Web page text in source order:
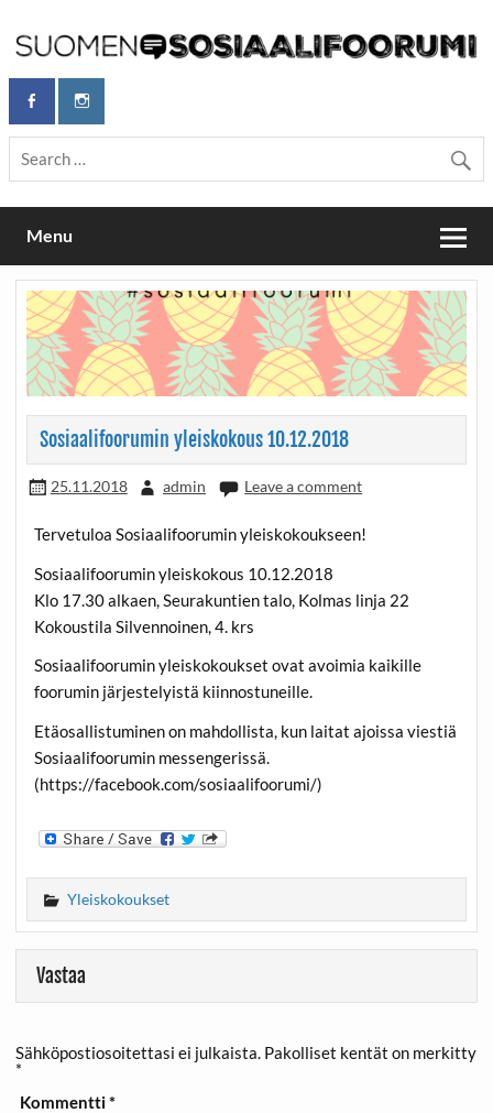
content
Maailmanparannuspäivät / Suomen
Sosiaalifoorumi
Maailmanparannuspäivät Lapinlahden Lähteellä, Helsingissä
26.–27.9.2026
Menu
Sosiaalifoorumin yleiskokous 10.12.2018
25.11.2018 admin Leave a comment
Tervetuloa Sosiaalifoorumin yleiskokoukseen!
Sosiaalifoorumin yleiskokous 10.12.2018
Klo 17.30 alkaen, Seurakuntien talo, Kolmas linja 22
Kokoustila Silvennoinen, 4. krs
Sosiaalifoorumin yleiskokoukset ovat avoimia kaikille
foorumin järjestelyistä kiinnostuneille.
Etäosallistuminen on mahdollista, kun laitat ajoissa viestiä
Sosiaalifoorumin messengerissä.
(https://facebook.com/sosiaalifoorumi/)
Yleiskokoukset
Vastaa
Sähköpostiosoitettasi ei julkaista. Pakolliset kentät on merkitty
*
Kommentti*